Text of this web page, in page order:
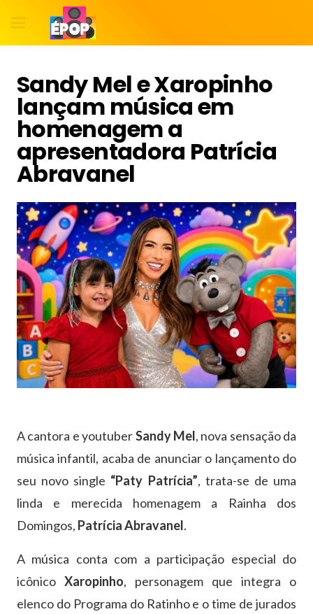
Sandy Mel e Xaropinho
lançam música em
homenagem a
apresentadora Patrícia
Abravanel
A cantora e youtuberSandy Mel, nova sensação da
música infantil, acaba de anunciar o lançamento do
seu novo single “Paty Patrícia”, trata-se de uma
linda e merecida homenagem a Rainha dos
Domingos, Patrícia Abravanel.
A música conta com a participação especial do
icônico Xaropinho, personagem que integra o
elenco do Programa do Ratinho e o time de jurados